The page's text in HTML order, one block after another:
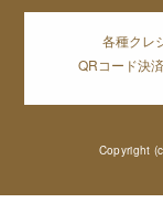
各種クレ
QRコード決
Copyright